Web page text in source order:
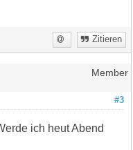
Zitieren
Member
#3
ich heut Abend